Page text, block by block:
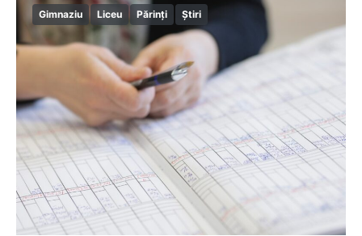
Gimnaziu Liceu Părinți Știri